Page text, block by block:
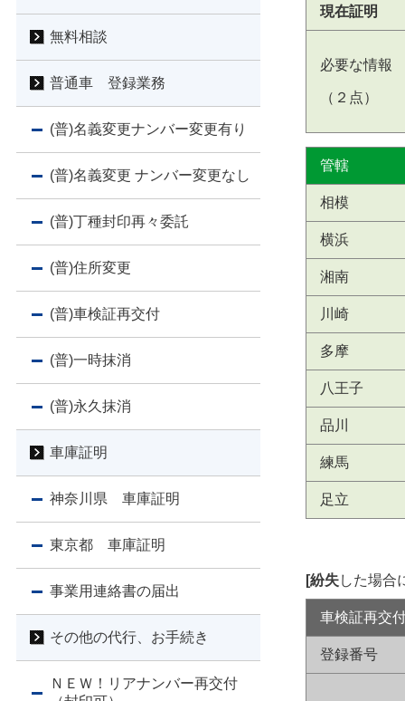
現在証明
必要な情報
（２点）
管轄
相模
横浜
湘南
川崎
多摩
八王子
品川
練馬
足立
[紛失した場合
車検証再交
登録番号
無料相談
普通車 登録業務
(普)名義変更ナンバー変更有り
(普)名義変更 ナンバー変更なし
(普)丁種封印再々委託
(普)住所変更
(普)車検証再交付
(普)一時抹消
(普)永久抹消
車庫証明
神奈川県 車庫証明
東京都 車庫証明
事業用連絡書の届出
その他の代行、お手続き
ＮＥＷ！リアナンバー再交付